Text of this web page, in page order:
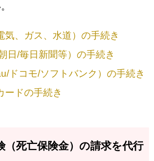
気、ガス、水道）の手続き
日/毎日新聞等）の手続き
ドコモ/ソフトバンク）の手続き
ードの手続き
（死亡保険金）の請求を代行